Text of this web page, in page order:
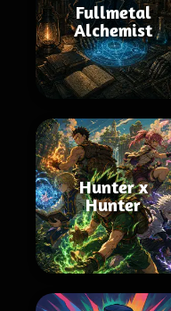
Fullmetal
Alchemist
Hunter x
Hunter